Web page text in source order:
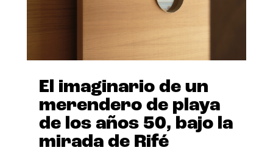
El imaginario de un
merendero de playa
de los años 50, bajo la
mirada de Rifé